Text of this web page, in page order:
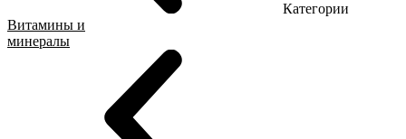
Категории
Витамины и
минералы